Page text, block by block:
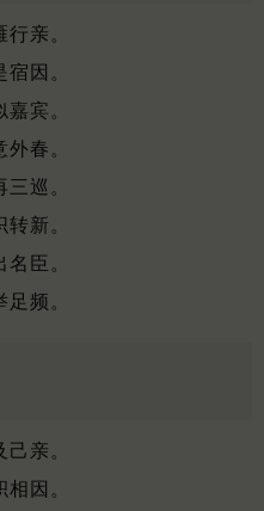
亲。
因。
宾。
春。
巡。
新。
臣。
频。
亲。
因。